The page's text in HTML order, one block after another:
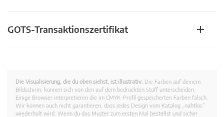
GOTS-Transaktionszertifikat
Die Visualisierung, die du oben siehst, ist illustrativ. Die Farben auf deinem
Bildschirm, können sich von den auf dem bedruckten Stoff unterscheiden.
Einige Browser interpretieren die im CMYK-Profil gespeicherten Farben falsch.
Wir können auch nicht garantieren, dass jedes Design vom Katalog „nahtlos”
wiederholt wird. Wenn du das Muster zum ersten Mal bestellst und sicher